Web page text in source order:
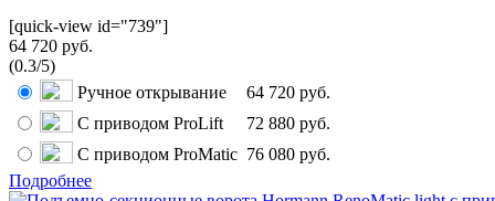
[quick-view id="739"]
64 720 руб.
(0.3/5)
Ручное открывание
64 720 руб.
С приводом ProLift
72 880 руб.
С приводом ProMatic 76 080 руб.
Подробнее